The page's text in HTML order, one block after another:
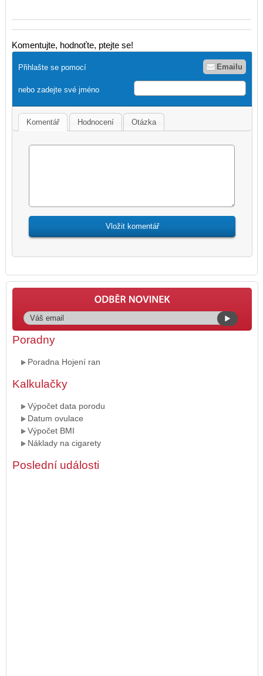
Komentujte, hodnoťte, ptejte se!
Přihlašte se pomocí Emailu
nebo zadejte své jméno
Komentář Hodnocení Otázka
Poradny
Poradna Hojení ran
Kalkulačky
Výpočet data porodu
Datum ovulace
Výpočet BMI
Náklady na cigarety
Poslední události